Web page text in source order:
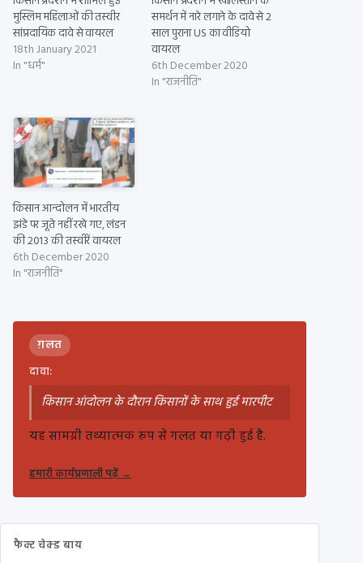
मुस्लिम महिलाओं की तस्वीर
सांप्रदायिक दावे से वायरल
18th January 2021
In "धर्म"
समर्थन में नारे लगाने के दावे से 2
साल पुराना US का वीडियो
वायरल
6th December 2020
In "राजनीति"
किसान आन्दोलन में भारतीय
झंडे पर जूते नहीं रखे गए, लंडन
की 2013 की तस्वीरें वायरल
6th December 2020
In "राजनीति"
ग़लत
दावा:
किसान आंदोलन के दौरान किसानों के साथ हुई मारपीट
यह सामग्री तथ्यात्मक रूप से गलत या गढ़ी हुई है.
हमारी कार्यप्रणाली पढ़ें→
फैक्ट चेक्ड बाय